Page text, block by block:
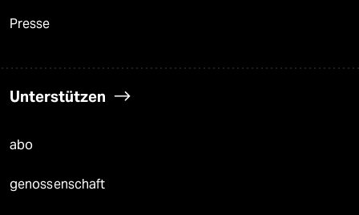
Presse
Unterstützen
abo
genossenschaft